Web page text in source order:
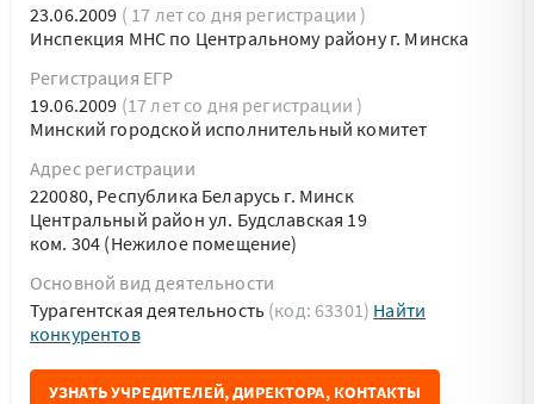
23.06.2009 ( 17 лет со дня регистрации )
Инспекция МНС по Центральному району г. Минска
Регистрация ЕГР
19.06.2009 (17 лет со дня регистрации )
Минский городской исполнительный комитет
Адрес регистрации
220080, Республика Беларусь г. Минск
Центральный район ул. Будславская 19
ком. 304 (Нежилое помещение)
Основной вид деятельности
Турагентская деятельность (код: 63301) Найти
конкурентов
УЗНАТЬ УЧРЕДИТЕЛЕЙ, ДИРЕКТОРА, КОНТАКТЫ